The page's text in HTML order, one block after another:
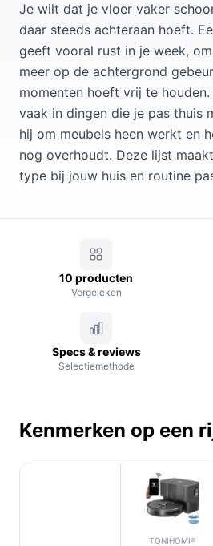
Je wilt dat je vloer vaker
daar steeds achteraan hoeft.
geeft vooral rust in je week,
meer op de achtergrond
momenten hoeft vrij te
vaak in dingen die je pas thuis
hij om meubels heen werkt en
nog overhoudt. Deze lijst
type bij jouw huis en routine
10 producten
Vergeleken
Specs & reviews
Selectiemethode
Kenmerken op een
TONIHOMI®